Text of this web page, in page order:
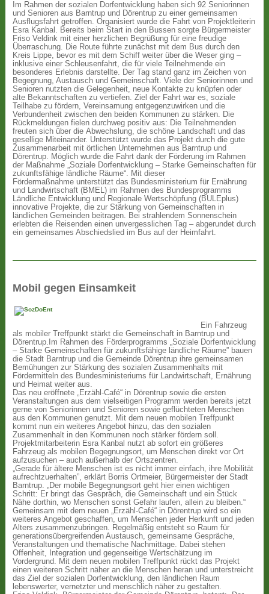
Im Rahmen der sozialen Dorfentwicklung haben sich 92 Seniorinnen
und Senioren aus Barntrup und Dörentrup zu einer gemeinsamen
Ausflugsfahrt getroffen. Organisiert wurde die Fahrt von Projektleiterin
Esra Kanbal. Bereits beim Start in den Bussen sorgte Bürgermeister
Friso Veldink mit einer herzlichen Begrüßung für eine freudige
Überraschung. Die Route führte zunächst mit dem Bus durch den
Kreis Lippe, bevor es mit dem Schiff weiter über die Weser ging –
inklusive einer Schleusenfahrt, die für viele Teilnehmende ein
besonderes Erlebnis darstellte. Der Tag stand ganz im Zeichen von
Begegnung, Austausch und Gemeinschaft. Viele der Seniorinnen und
Senioren nutzten die Gelegenheit, neue Kontakte zu knüpfen oder
alte Bekanntschaften zu vertiefen. Ziel der Fahrt war es, soziale
Teilhabe zu fördern, Vereinsamung entgegenzuwirken und die
Verbundenheit zwischen den beiden Kommunen zu stärken. Die
Rückmeldungen fielen durchweg positiv aus: Die Teilnehmenden
freuten sich über die Abwechslung, die schöne Landschaft und das
gesellige Miteinander. Unterstützt wurde das Projekt durch die gute
Zusammenarbeit mit örtlichen Unternehmen aus Barntrup und
Dörentrup. Möglich wurde die Fahrt dank der Förderung im Rahmen
der Maßnahme „Soziale Dorfentwicklung – Starke Gemeinschaften für
zukunftsfähige ländliche Räume“. Mit dieser
Fördermaßnahme unterstützt das Bundesministerium für Ernährung
und Landwirtschaft (BMEL) im Rahmen des Bundesprogramms
Ländliche Entwicklung und Regionale Wertschöpfung (BULEplus)
innovative Projekte, die zur Stärkung von Gemeinschaften in
ländlichen Gemeinden beitragen. Bei strahlendem Sonnenschein
erlebten die Reisenden einen unvergesslichen Tag – abgerundet durch
ein gemeinsames Abschiedslied im Bus auf der Heimfahrt.
Mobil gegen Einsamkeit
Ein Fahrzeug
als mobiler Treffpunkt stärkt die Gemeinschaft in Barntrup und
Dörentrup.Im Rahmen des Förderprogramms „Soziale Dorfentwicklung
– Starke Gemeinschaften für zukunftsfähige ländliche Räume” bauen
die Stadt Barntrup und die Gemeinde Dörentrup ihre gemeinsamen
Bemühungen zur Stärkung des sozialen Zusammenhalts mit
Fördermitteln des Bundesministeriums für Landwirtschaft, Ernährung
und Heimat weiter aus.
Das neu eröffnete „Erzähl-Café“ in Dörentrup sowie die ersten
Veranstaltungen aus dem vielseitigen Programm werden bereits jetzt
gerne von Seniorinnen und Senioren sowie geflüchteten Menschen
aus den Kommunen genutzt. Mit dem neuen mobilen Treffpunkt
kommt nun ein weiteres Angebot hinzu, das den sozialen
Zusammenhalt in den Kommunen noch stärker fördern soll.
Projektmitarbeiterin Esra Kanbal nutzt ab sofort ein größeres
Fahrzeug als mobilen Begegnungsort, um Menschen direkt vor Ort
aufzusuchen – auch außerhalb der Ortszentren.
„Gerade für ältere Menschen ist es nicht immer einfach, ihre Mobilität
aufrechtzuerhalten”, erklärt Borris Ortmeier, Bürgermeister der Stadt
Barntrup. „Der mobile Begegnungsort geht hier einen wichtigen
Schritt: Er bringt das Gespräch, die Gemeinschaft und ein Stück
Nähe dorthin, wo Menschen sonst Gefahr laufen, allein zu bleiben.“
Gemeinsam mit dem neuen „Erzähl-Café“ in Dörentrup wird so ein
weiteres Angebot geschaffen, um Menschen jeder Herkunft und jeden
Alters zusammenzubringen. Regelmäßig entsteht so Raum für
generationsübergreifenden Austausch, gemeinsame Gespräche,
Veranstaltungen und thematische Nachmittage. Dabei stehen
Offenheit, Integration und gegenseitige Wertschätzung im
Vordergrund. Mit dem neuen mobilen Treffpunkt rückt das Projekt
einen weiteren Schritt näher an die Menschen heran und unterstreicht
das Ziel der sozialen Dorfentwicklung, den ländlichen Raum
lebenswerter, vernetzter und menschlich näher zu gestalten.